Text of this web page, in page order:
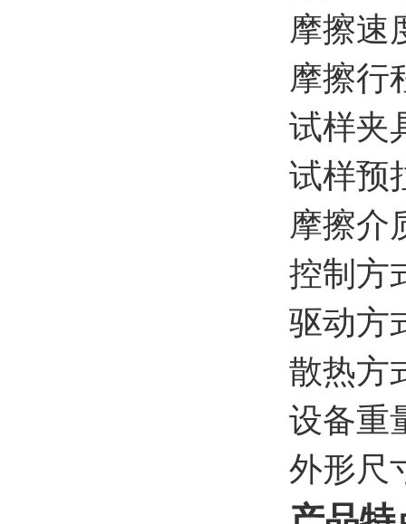
摩擦速
摩擦行
试样夹
试样预
摩擦介
控制方
驱动方
散热方
设备重
外形尺